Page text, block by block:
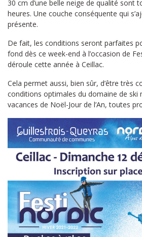
30 cm d’une belle neige de qualité sont
heures. Une couche conséquente qui
présente.
De fait, les conditions seront parfaites
fond dès ce week-end à l’occasion de
déroule cette année à Ceillac.
Cela permet aussi, bien sûr, d’être très
conditions optimales du domaine de ski
vacances de Noël-Jour de l’An, toutes